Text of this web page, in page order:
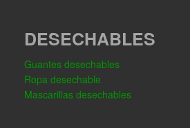
DESECHABLES
Guantes desechables
Ropa desechable
Mascarillas desechables